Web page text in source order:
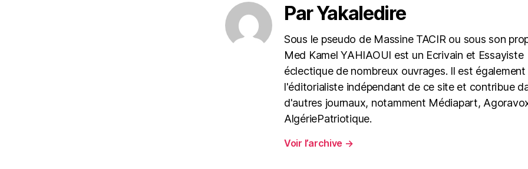
Par Yakaledire
Sous le pseudo de Massine TACIR ou sous son
Med Kamel YAHIAOUI est un Ecrivain et Essayiste
éclectique de nombreux ouvrages. Il est également
l'éditorialiste indépendant de ce site et contribue
d'autres journaux, notamment Médiapart,
AlgériePatriotique.
Voir l’archive →